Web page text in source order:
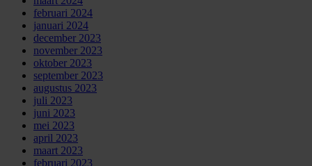
februari 2024
januari 2024
december 2023
november 2023
oktober 2023
september 2023
augustus 2023
juli 2023
juni 2023
mei 2023
april 2023
maart 2023
februari 2023